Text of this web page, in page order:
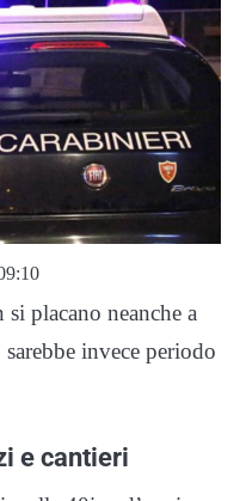
placano neanche a
invece periodo
e cantieri